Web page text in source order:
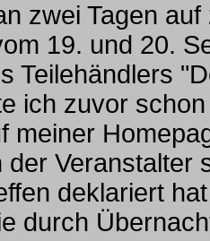
zwei Tagen
19. und 20.
Teilehändlers
ich zuvor
meiner
der Veranstalter
deklariert
durch